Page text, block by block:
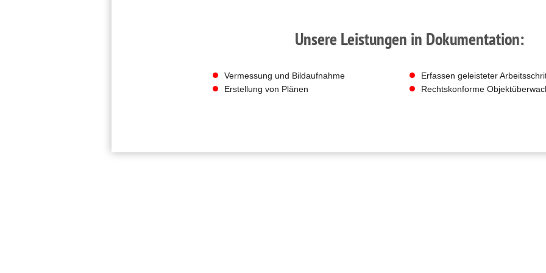
Unsere Leistungen in Dokumentation:
Vermessung und Bildaufnahme
Erfassen geleisteter
Erstellung von Plänen
Rechtskonforme